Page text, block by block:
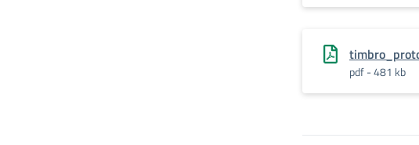
pdf - 481 kb